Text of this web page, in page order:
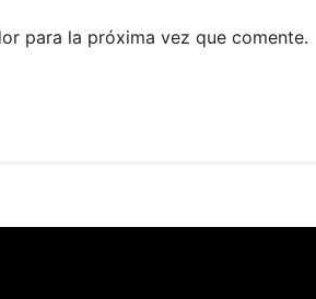
para la próxima vez que comente.